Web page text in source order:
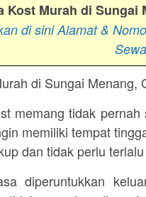
Kost Murah di Sungai
di sini Alamat &
memang tidak
memiliki tempat
dan tidak perlu
diperuntukkan